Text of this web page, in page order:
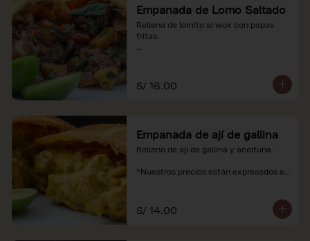
Empanada de Lomo Saltado
Rellena de lomito al wok con papas
fritas.
S/ 16.00
Empanada de ají de gallina
Relleno de ají de gallina y aceituna.
*Nuestros precios están expresados en
S/ 14.00